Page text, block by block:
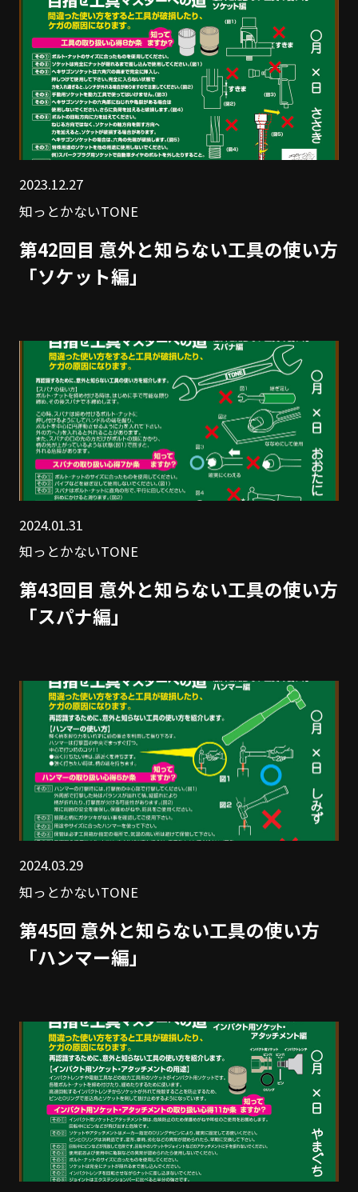
2023.12.27
知っとかないTONE
第42回目 意外と知らない工具の使い方
「ソケット編」
2024.01.31
知っとかないTONE
第43回目 意外と知らない工具の使い方
「スパナ編」
2024.03.29
知っとかないTONE
第45回 意外と知らない工具の使い方
「ハンマー編」